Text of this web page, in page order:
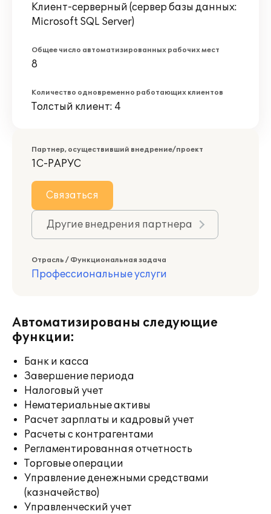
Клиент-серверный (сервер базы данных:
Microsoft SQL Server)
Общее число автоматизированных рабочих мест
8
Количество одновременно работающих клиентов
Толстый клиент: 4
Партнер, осуществивший внедрение/проект
1С-РАРУС
Связаться
Другие внедрения партнера
Отрасль / Функциональная задача
Профессиональные услуги
Автоматизированы следующие
функции:
Банк и касса
Завершение периода
Налоговый учет
Нематериальные активы
Расчет зарплаты и кадровый учет
Расчеты с контрагентами
Регламентированная отчетность
Торговые операции
Управление денежными средствами
(казначейство)
Управленческий учет